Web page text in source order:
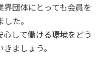
団体にとっても会員を
た。
して働ける環境をどう
ましょう。